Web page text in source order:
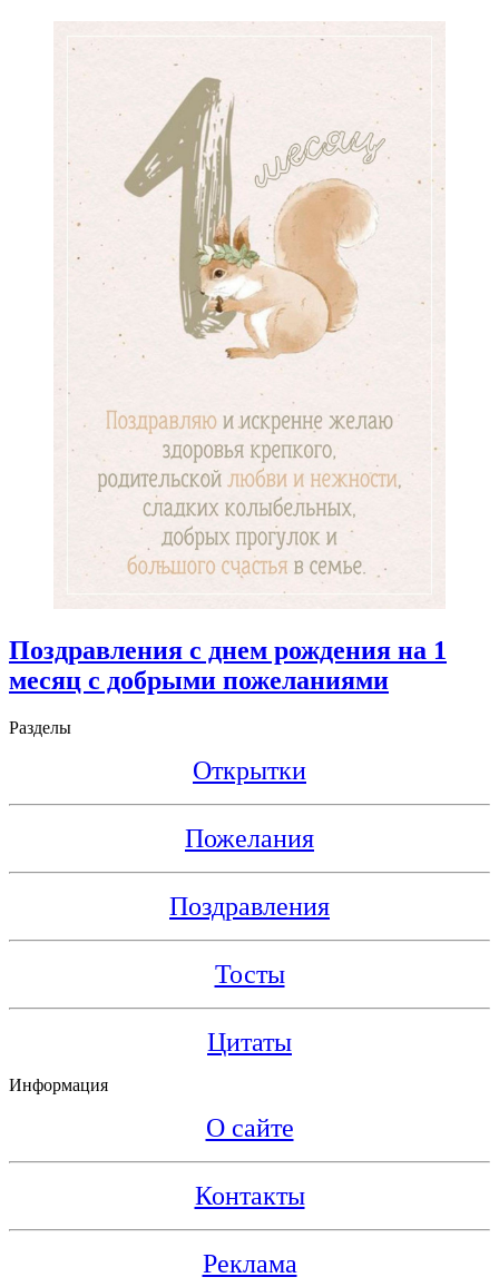
Поздравления с днем рождения на 1
месяц с добрыми пожеланиями
Разделы
Открытки
Пожелания
Поздравления
Тосты
Цитаты
Информация
О сайте
Контакты
Реклама